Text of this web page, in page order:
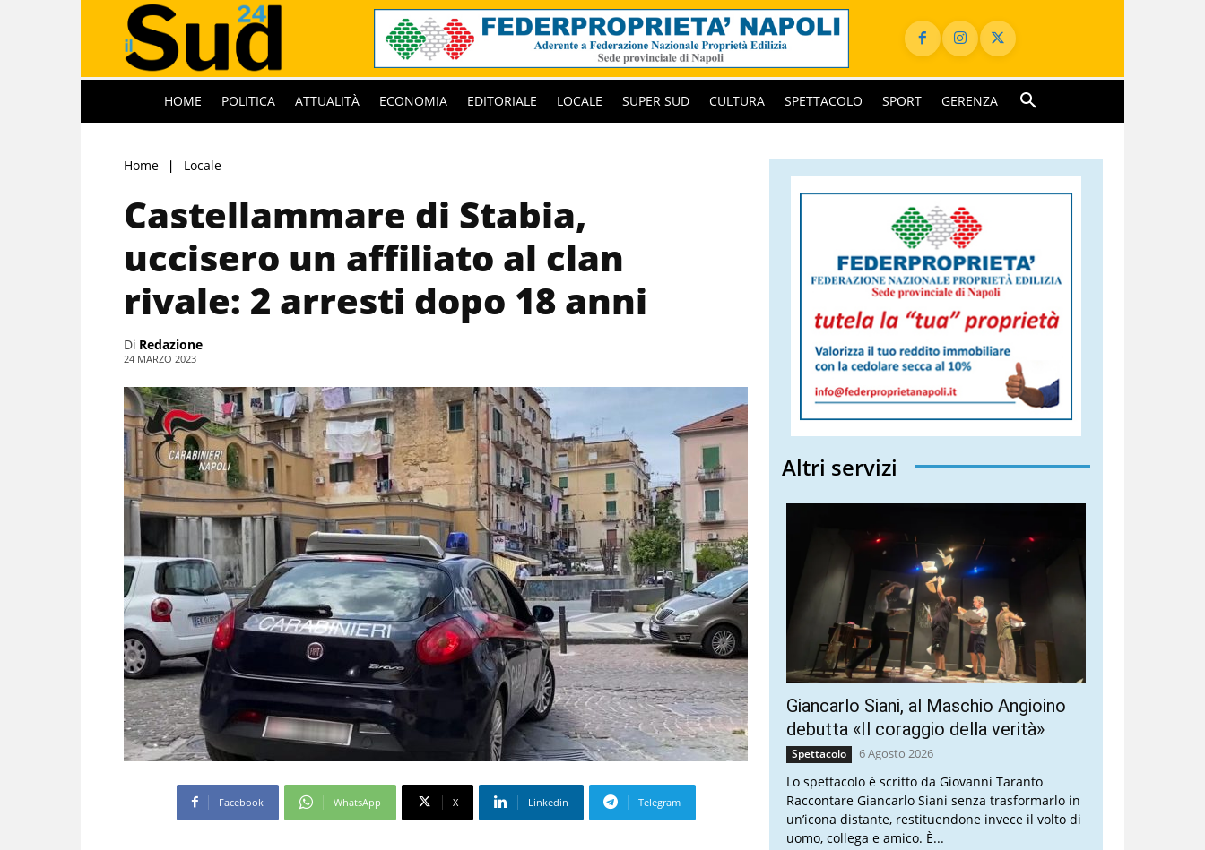
HOME POLITICA ATTUALITÀ ECONOMIA EDITORIALE LOCALE SUPER SUD CULTURA SPETTACOLO SPORT GERENZA
Home Locale
Castellammare di Stabia,
uccisero un affiliato al clan
rivale: 2 arresti dopo 18 anni
Di Redazione
24 MARZO 2023
Facebook WhatsApp X Linkedin Telegram
Altri servizi
Giancarlo Siani, al Maschio Angioino
debutta «Il coraggio della verità»
Spettacolo 6 Agosto 2026
Lo spettacolo è scritto da Giovanni Taranto
Raccontare Giancarlo Siani senza trasformarlo in
un’icona distante, restituendone invece il volto di
uomo, collega e amico. È...